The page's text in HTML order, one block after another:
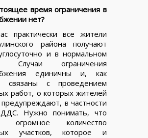
время ограничения в
нет?
практически все жители
района получают
и в нормальном
Случаи ограничения
единичны и, как
связаны с проведением
работ, о которых жителей
в частности
Нужно понимать, что
огромное количество
участков, которое и